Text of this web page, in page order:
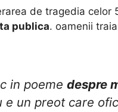
de tragedia celor
publica. oamenii
in poeme despre
e un preot care